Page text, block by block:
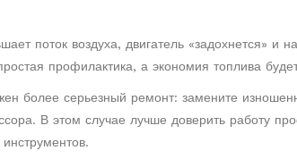
поток воздуха, двигатель «задохнется» и
профилактика, а экономия топлива
более серьезный ремонт: замените
В этом случае лучше доверить работу